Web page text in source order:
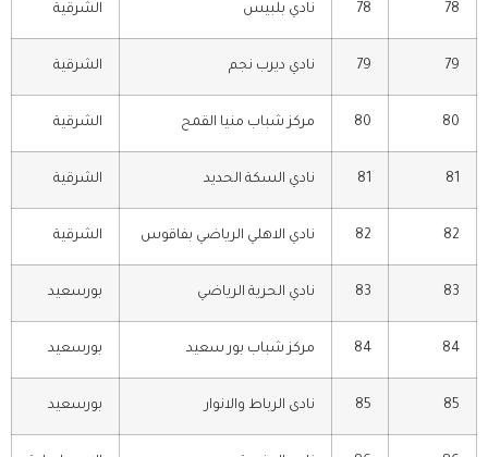
78
78 نادي بلبيس الشرقية
79
79 نادي ديرب نجم الشرقية
80
80 مركز شباب منيا القمح الشرقية
81
81 نادي السكة الحديد الشرقية
82
82 نادي الاهلي الرياضي بفاقوس الشرقية
83
83 نادي الحرية الرياضي بورسعيد
84
84 مركز شباب بور سعيد بورسعيد
85
85 نادى الرباط والانوار بورسعيد